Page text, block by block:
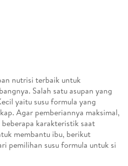
nutrisi terbaik untuk
Salah satu asupan yang
yaitu susu formula yang
Agar pemberiannya maksimal,
karakteristik saat
membantu ibu, berikut
pemilihan susu formula untuk si